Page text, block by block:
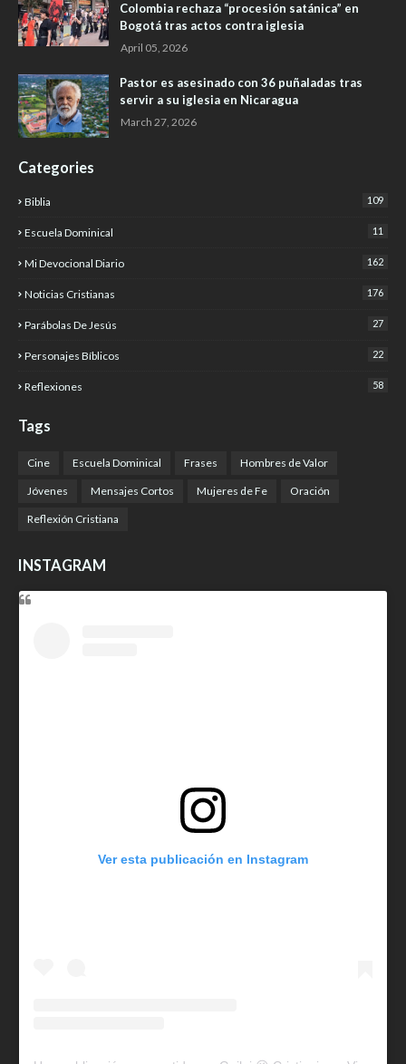
Colombia rechaza “procesión satánica” en
Bogotá tras actos contra iglesia
April 05, 2026
Pastor es asesinado con 36 puñaladas tras
servir a su iglesia en Nicaragua
March 27, 2026
Categories
Biblia 109
Escuela Dominical 11
Mi Devocional Diario 162
Noticias Cristianas 176
Parábolas De Jesús 27
Personajes Bíblicos 22
Reflexiones 58
Tags
Cine Escuela Dominical Frases Hombres de Valor
Jóvenes Mensajes Cortos Mujeres de Fe Oración
Reflexión Cristiana
INSTAGRAM
Ver esta publicación en Instagram